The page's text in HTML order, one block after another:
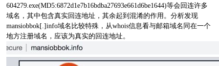
604279.exe(MD5:6872d1e7b16bdba27693e661d6be1644)等会回连许多
域名，其中包含真实回连地址，其余起到混淆的作用。分析发现
mansiobbok[.]info域名比较特殊，从whois信息看与邮箱域名同在一个
地方注册域名，应该为真实的回连地址。